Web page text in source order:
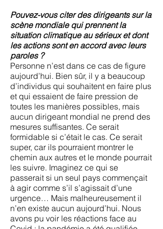
Pouvez-vous citer des dirigeants sur la
scène mondiale qui prennent la
situation climatique au sérieux et dont
les actions sont en accord avec leurs
paroles ?
Personne n’est dans ce cas de figure
aujourd’hui. Bien sûr, il y a beaucoup
d’individus qui souhaitent en faire plus
et qui essaient de faire pression de
toutes les manières possibles, mais
aucun dirigeant mondial ne prend des
mesures suffisantes. Ce serait
formidable si c’était le cas. Ce serait
super, car ils pourraient montrer le
chemin aux autres et le monde pourrait
les suivre. Imaginez ce qui se
passerait si un seul pays commençait
à agir comme s’il s’agissait d’une
urgence… Mais malheureusement il
n’en existe aucun aujourd’hui. Nous
avons pu voir les réactions face au